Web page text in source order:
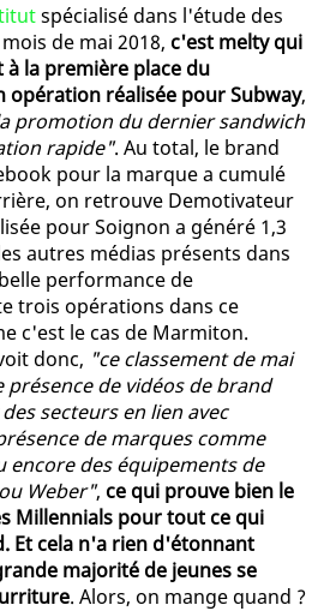
spécialisé dans l'étude des
de mai 2018, c'est melty qui
la première place du
opération réalisée pour Subway,
promotion du dernier sandwich
rapide". Au total, le brand
pour la marque a cumulé
on retrouve Demotivateur
pour Soignon a généré 1,3
autres médias présents dans
performance de
trois opérations dans ce
c'est le cas de Marmiton.
donc, "ce classement de mai
de vidéos de brand
secteurs en lien avec
de marques comme
encore des équipements de
Weber", ce qui prouve bien le
Millennials pour tout ce qui
Et cela n'a rien d'étonnant
majorité de jeunes se
. Alors, on mange quand ?